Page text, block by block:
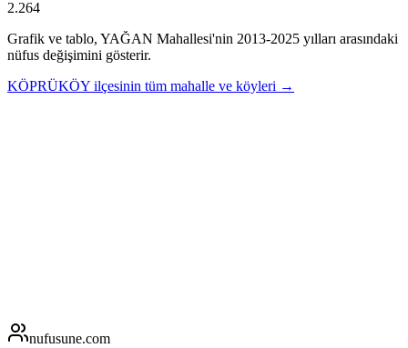
2.264
Grafik ve tablo, YAĞAN Mahallesi'nin 2013-2025 yılları arasındaki
nüfus değişimini gösterir.
KÖPRÜKÖY ilçesinin tüm mahalle ve köyleri →
nufusune.com